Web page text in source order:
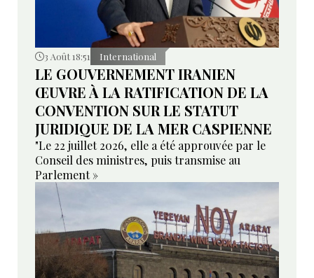
3 Août 18:51 International
LE GOUVERNEMENT IRANIEN
ŒUVRE À LA RATIFICATION DE LA
CONVENTION SUR LE STATUT
JURIDIQUE DE LA MER CASPIENNE
"Le 22 juillet 2026, elle a été approuvée par le
Conseil des ministres, puis transmise au
Parlement »